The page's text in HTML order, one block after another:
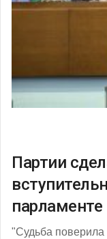
Партии
парламенте
"Судьба поверила